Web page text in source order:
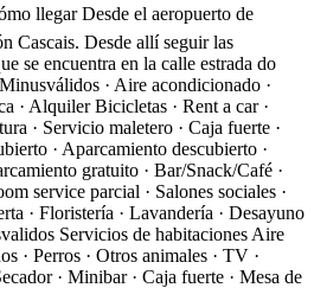
llegar Desde el aeropuerto de
Cascais. Desde allí seguir las
se encuentra en la calle estrada do
· Aire acondicionado ·
· Alquiler Bicicletas · Rent a car ·
· Servicio maletero · Caja fuerte ·
· Aparcamiento descubierto ·
gratuito · Bar/Snack/Café ·
service parcial · Salones sociales ·
· Floristería · Lavandería · Desayuno
Servicios de habitaciones Aire
· Perros · Otros animales · TV ·
· Minibar · Caja fuerte · Mesa de